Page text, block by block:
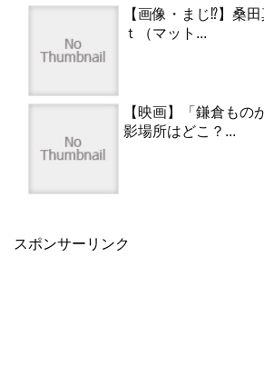
【画像・まじ⁉︎】桑
ｔ（マット...
【映画】「鎌倉もの
影場所はどこ？...
スポンサーリンク